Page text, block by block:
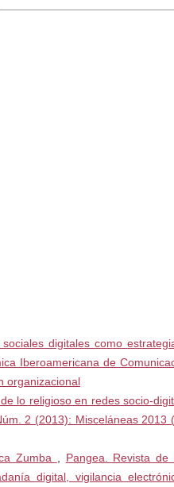
digitales como
Iberoamericana de
organizacional
lo religioso en redes socio-
2 (2013): Misceláneas 2013
Zumba
Pangea. Revista de
digital, vigilancia